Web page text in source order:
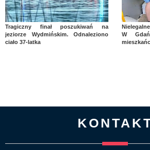
Tragiczny finał poszukiwań na
jeziorze Wydmińskim. Odnaleziono
ciało 37-latka
W